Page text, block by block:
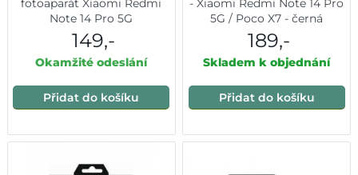
fotoaparát Xiaomi Redmi
Note 14 Pro 5G
149,-
Okamžité odeslání
Přidat do košíku
- Xiaomi Redmi Note 14 Pro
5G / Poco X7 - černá
189,-
Skladem k objednání
Přidat do košíku